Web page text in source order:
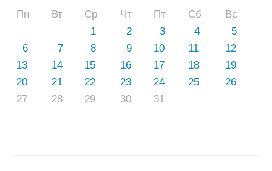
Пн Вт Ср Чт Пт Сб
Вс
1
2 3 4
5
6
7 8 9 10 11
12
13
14 15 16 17 18
19
20
21 22 23 24 25
26
27
28 29 30 31